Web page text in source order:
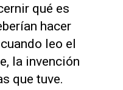
qué es
hacer
leo el
la invención
que tuve.